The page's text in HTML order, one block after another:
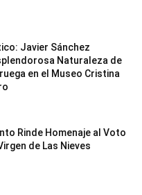
Javier Sánchez
Naturaleza de
en el Museo Cristina
Rinde Homenaje al Voto
de Las Nieves